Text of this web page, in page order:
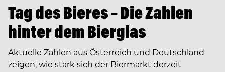
Tag des Bieres – Die Zahlen
hinter dem Bierglas
Aktuelle Zahlen aus Österreich und Deutschland
zeigen, wie stark sich der Biermarkt derzeit